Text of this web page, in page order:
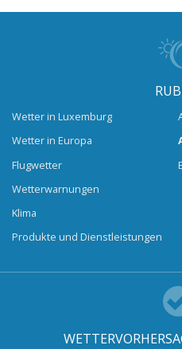
Wetter in Luxemburg
Wetter in Europa
Flugwetter
Wetterwarnungen
Klima
Produkte und Dienstleistungen